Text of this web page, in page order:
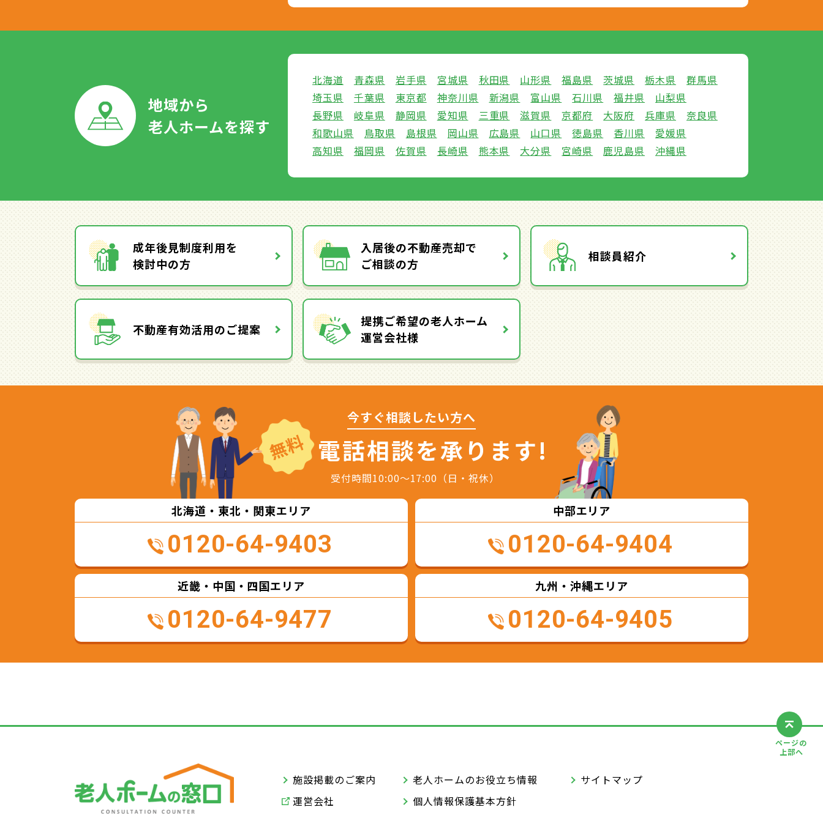
地域から
老人ホームを探す
北海道 青森県 岩手県 宮城県 秋田県 山形県 福島県 茨城県 栃木県
群馬県
埼玉県
千葉県 東京都 神奈川県 新潟県 富山県 石川県 福井県
山梨県
長野県
岐阜県 静岡県 愛知県 三重県 滋賀県 京都府 大阪府 兵庫県
奈良県
和歌山県
鳥取県 島根県 岡山県 広島県 山口県 徳島県 香川県
愛媛県
高知県
福岡県 佐賀県 長崎県 熊本県 大分県 宮崎県 鹿児島県 沖縄県
成年後見制度利用を
検討中の方
入居後の不動産売却で
ご相談の方
相談員紹介
不動産有効活用のご提案
提携ご希望の老人ホーム
運営会社様
無料
今すぐ相談したい方へ
電話相談を承ります!
受付時間10:00～17:00（日・祝休）
北海道・東北・関東エリア
0120-64-9403
中部エリア
0120-64-9404
近畿・中国・四国エリア
0120-64-9477
九州・沖縄エリア
0120-64-9405
ページの
上部へ
施設掲載のご案内 老人ホームのお役立ち情報
サイトマップ
運営会社
個人情報保護基本方針